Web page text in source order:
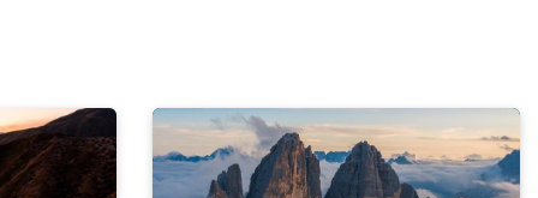
Contribution Claims
Targeted Approach for Commercial Property
New UAE Civil Code: What Real Estate